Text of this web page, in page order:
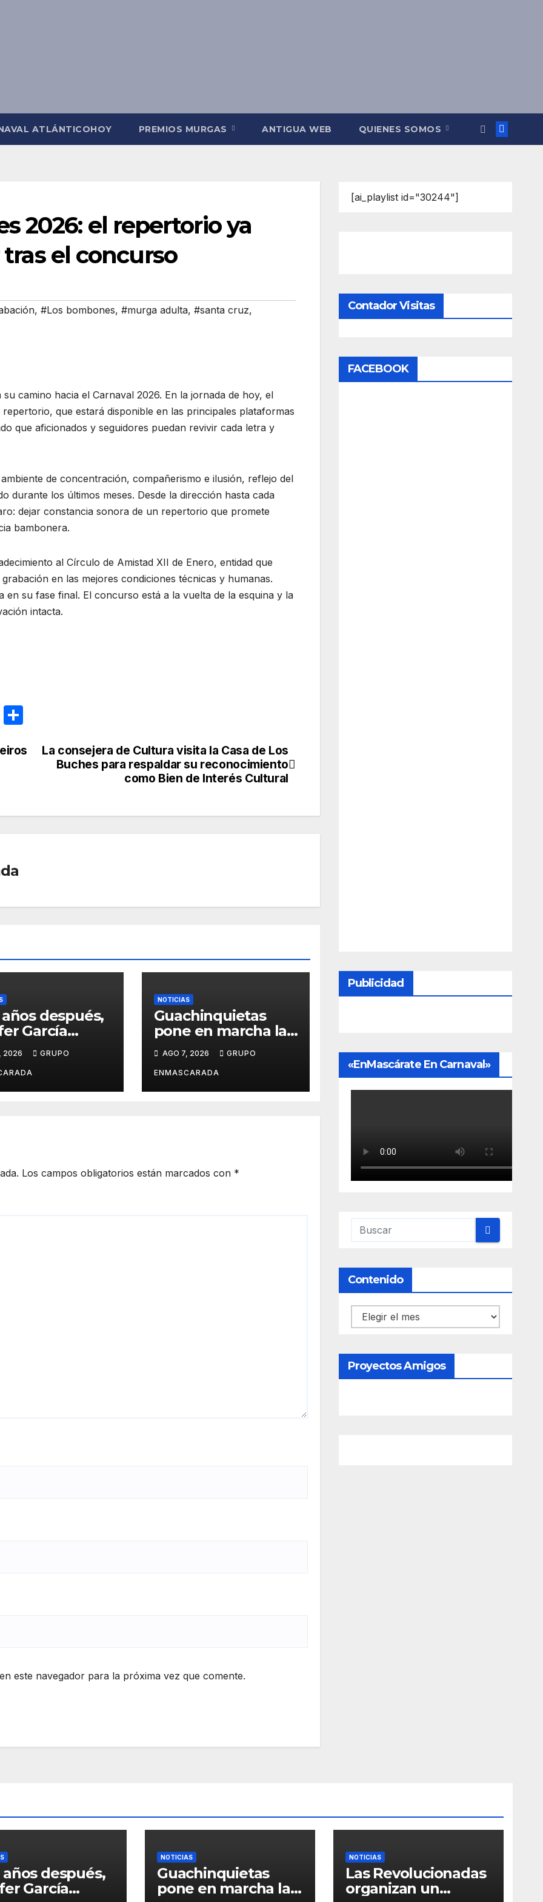
ATLÁNTICOHOY PREMIOS MURGAS ANTIGUA WEB QUIENES SOMOS
2026: el repertorio ya
el concurso
, #Los bombones, #murga adulta, #santa cruz,
camino hacia el Carnaval 2026. En la jornada de hoy, el
que estará disponible en las principales plataformas
que aficionados y seguidores puedan revivir cada letra y
de concentración, compañerismo e ilusión, reflejo del
durante los últimos meses. Desde la dirección hasta cada
dejar constancia sonora de un repertorio que promete
bambonera.
al Círculo de Amistad XII de Enero, entidad que
en las mejores condiciones técnicas y humanas.
su fase final. El concurso está a la vuelta de la esquina y la
intacta.
E
ail m
tir
La consejera de Cultura visita la Casa de Los
Buches para respaldar su reconocimiento
como Bien de Interés Cultural
después,
García
su sueño
en el
de
de
2026 GRUPO
NOTICIAS
Guachinquietas
pone en marcha la
creación de su
repertorio para el
Carnaval 2027
AGO 7, 2026 GRUPO
ENMASCARADA
Los campos obligatorios están marcados con *
este navegador para la próxima vez que comente.
[ai_playlist id="30244"]
Contador Visitas
FACEBOOK
Publicidad
«EnMascárate En Carnaval»
Contenido
Contenido
Proyectos Amigos
años después,
García
NOTICIAS
Guachinquietas
pone en marcha la
NOTICIAS
Las Revolucionadas
organizan un